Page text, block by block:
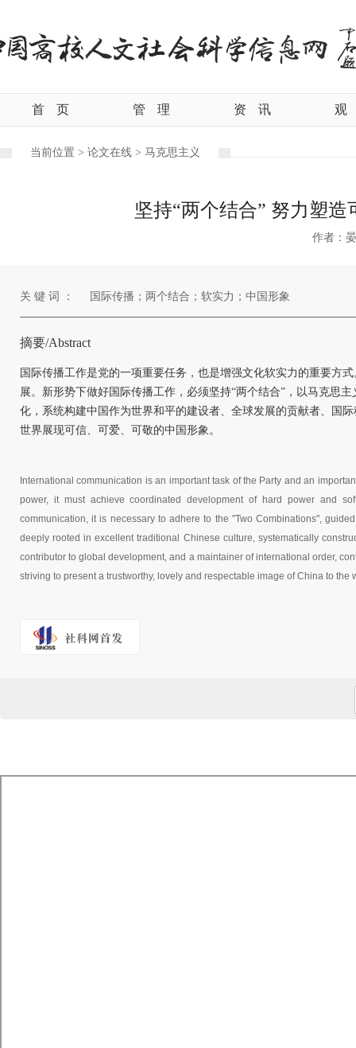
首 页 管 理 资 讯 观
当前位置 > 论文在线 > 马克思主义
坚持“两个结合” 努力塑
作者：
关 键 词 ： 国际传播；两个结合；软实力；中国形象
摘要/Abstract
国际传播工作是党的一项重要任务，也是增强文化软实力的重要方
展。新形势下做好国际传播工作，必须坚持“两个结合”，以马克思
化，系统构建中国作为世界和平的建设者、全球发展的贡献者、国
世界展现可信、可爱、可敬的中国形象。
International communication is an important task of the Party and an
power, it must achieve coordinated development of hard power and
communication, it is necessary to adhere to the "Two Combinations",
deeply rooted in excellent traditional Chinese culture, systematically
contributor to global development, and a maintainer of international order,
striving to present a trustworthy, lovely and respectable image of China to the